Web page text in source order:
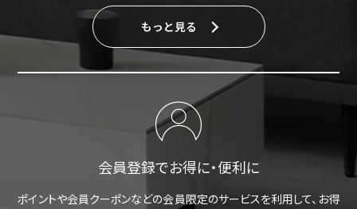
もっと見る
会員登録でお得に・便利に
ポイントや会員クーポンなどの会員限定のサービスを利用して、お得